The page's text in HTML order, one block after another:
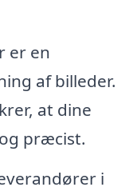
er en
af billeder.
at dine
præcist.
i